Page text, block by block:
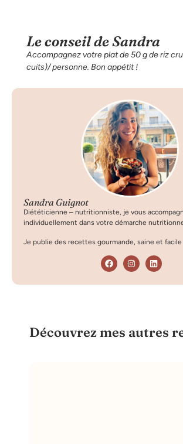
Le conseil de Sandra
Accompagnez votre plat de 50 g de riz
cuits)/ personne. Bon appétit !
Sandra Guignot
Diététicienne – nutritionniste, je vous
individuellement dans votre démarche
Je publie des recettes gourmande, saine et facile
Découvrez mes autres